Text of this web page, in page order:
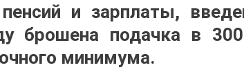
и зарплаты,
брошена подачка в
минимума.